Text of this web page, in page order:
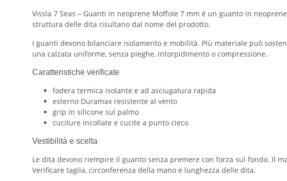
Vissla 7 Seas – Guanti in neoprene Moffole 7 mm è un guanto in
struttura delle dita risultano dal nome del prodotto.
I guanti devono bilanciare isolamento e mobilità. Più materiale può
una calzata uniforme, senza pieghe, intorpidimento o compressione.
Caratteristiche verificate
fodera termica isolante e ad asciugatura rapida
esterno Duramax resistente al vento
grip in silicone sul palmo
cuciture incollate e cucite a punto cieco
Vestibilità e scelta
Le dita devono riempire il guanto senza premere con forza sul fondo. Il
Verificare taglia, circonferenza della mano e lunghezza delle dita.